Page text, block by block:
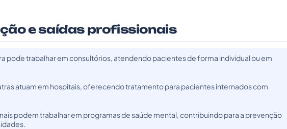
e saídas profissionais
pode trabalhar em consultórios, atendendo pacientes de forma individual ou em
atuam em hospitais, oferecendo tratamento para pacientes internados com
podem trabalhar em programas de saúde mental, contribuindo para a prevenção